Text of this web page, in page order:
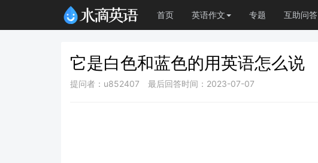
首页 英语作文 专题 互助问答
它是白色和蓝色的用英语怎么说
提问者：u852407 最后回答时间：2023-07-07